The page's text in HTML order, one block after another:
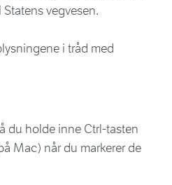
vegvesen.
i tråd med
du holde inne Ctrl-tasten
Mac) når du markerer de